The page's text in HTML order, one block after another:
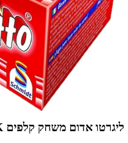
ליגרטו אדום משחק קלפים HK